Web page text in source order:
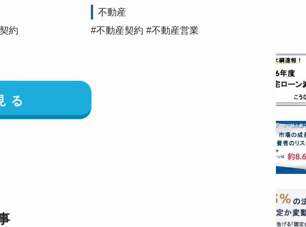
約
不動産
不動産契約
不動産営業
る